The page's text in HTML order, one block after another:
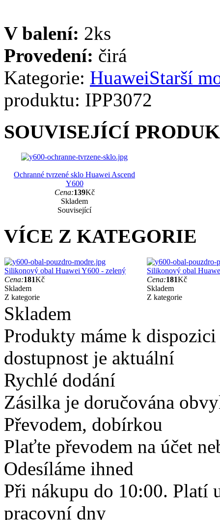
V balení: 2ks
Provedení: čirá
Kategorie: HuaweiStarší
produktu: IPP3072
SOUVISEJÍCÍ
Ochranné tvrzené sklo Huawei Ascend
Y600
Cena:139Kč
Skladem
Související
VÍCE Z KATEGORIE
Silikonový obal Huawei Y600 - zelený
Cena:181Kč
Skladem
Z kategorie
Silikonový obal
Cena:181Kč
Skladem
Z kategorie
Skladem
Produkty máme k
dostupnost je aktuální
Rychlé dodání
Zásilka je doručována
Převodem, dobírkou
Plaťte převodem na účet
Odesíláme ihned
Při nákupu do 10:00. Platí
pracovní dny